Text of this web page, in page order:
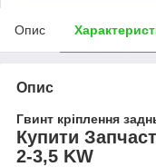
Опис
Опис
Гвинт кріплення
Купити
2-3,5 KW